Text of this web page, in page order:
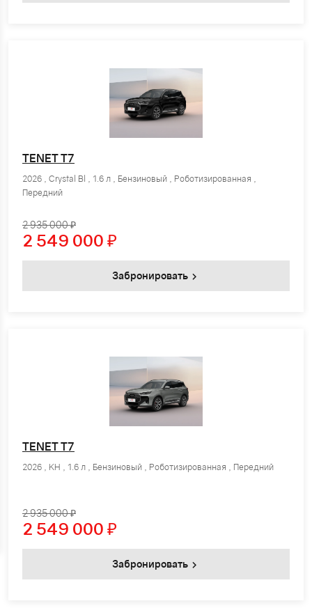
TENET T7
2026 , Crystal Bl , 1.6 л , Бензиновый , Роботизированная ,
Передний
2 935 000 ₽
2 549 000 ₽
Забронировать
TENET T7
2026 , KH , 1.6 л , Бензиновый , Роботизированная , Передний
2 935 000 ₽
2 549 000 ₽
Забронировать